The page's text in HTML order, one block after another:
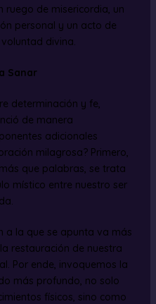
ruego de misericordia, un
personal y un acto de
divina.
Sanar
determinación y fe,
de manera
adicionales
milagrosa? Primero,
que palabras, se trata
místico entre nuestro ser
a la que se apunta va más
restauración de nuestra
Por ende, invoquemos la
más profundo, no solo
físicos, sino como